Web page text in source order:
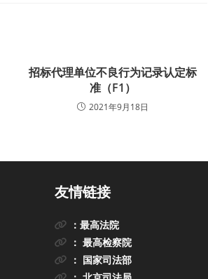
招标代理单位不良行为记录认定标
准（F1）
2021年9月18日
友情链接
：最高法院
： 最高检察院
： 国家司法部